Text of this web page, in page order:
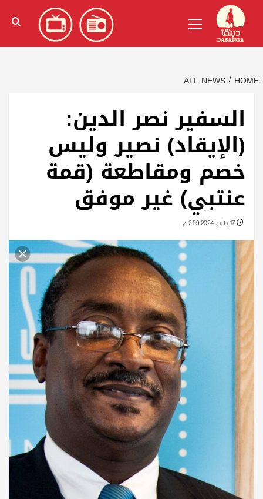
content
الإنجليزية)
Menu
HOME
ALL NEWS
السفير نصر الدين:
(الإيقاد) نصير وليس
خصم ومقاطعة (قمة
عنتبي) غير موفق